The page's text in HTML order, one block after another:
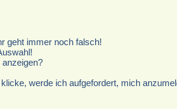
geht immer noch falsch!
werde ich aufgefordert, mich